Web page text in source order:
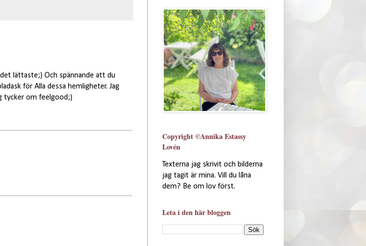
lättaste;) Och spännande att du
för Alla dessa hemligheter. Jag
tycker om feelgood;)
Copyright ©Annika Estassy
Lovén
Texterna jag skrivit och bilderna
jag tagit är mina. Vill du låna
dem? Be om lov först.
Leta i den här bloggen